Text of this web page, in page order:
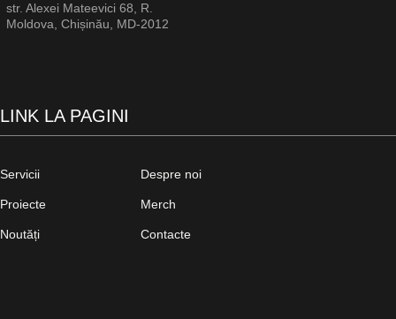
str. Alexei Mateevici 68, R.
Moldova, Chișinău, MD-2012
LINK LA PAGINI
Servicii
Proiecte
Noutăți
Despre noi
Merch
Contacte